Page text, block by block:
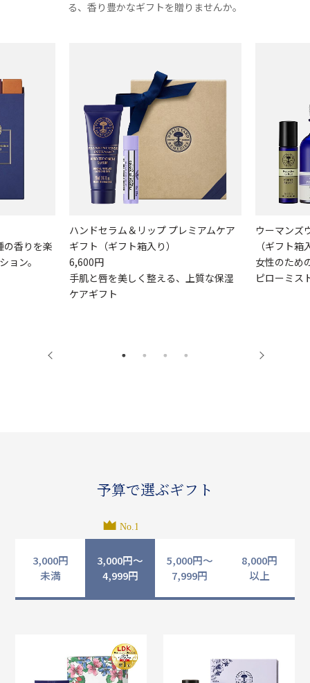
る、香り豊かなギフトを贈りませんか。
の香りを楽
ョン。
ハンドセラム＆リップ プレミアムケア
ギフト（ギフト箱入り）
6,600円
手肌と唇を美しく整える、上質な保湿
ケアギフト
ウーマンズ
（ギフト箱
女性のため
ピローミス
予算で選ぶギフト
3,000円
未満
3,000円〜
4,999円
5,000円〜
7,999円
8,000円
以上